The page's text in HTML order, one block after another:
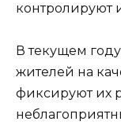
контролируют
В текущем
жителей на
фиксируют их